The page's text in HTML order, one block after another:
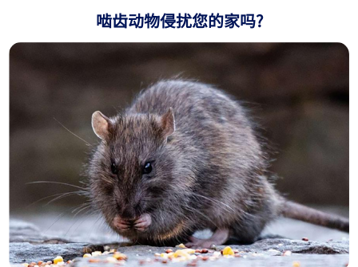
啮齿动物侵扰您的家吗?